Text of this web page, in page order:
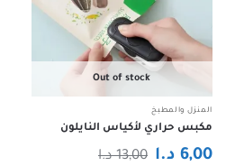
Out of stock
المنزل والمطبخ
مكبس حراري لأكياس النايلون
13,00 د.االسعر
6,00 د.ا
السعر